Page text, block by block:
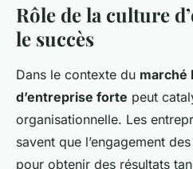
Rôle de la culture
le succès
Dans le contexte du marché
d’entreprise forte peut
organisationnelle. Les
savent que l’engagement
pour obtenir des résultats